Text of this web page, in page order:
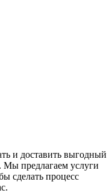
и доставить выгодный
Мы предлагаем услуги
сделать процесс